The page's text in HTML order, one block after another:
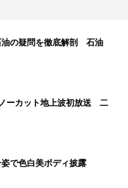
油の疑問を徹底解剖 石油
ーカット地上波初放送 二
で色白美ボディ披露